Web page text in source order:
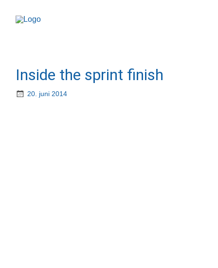
Inside the sprint finish
20. juni 2014